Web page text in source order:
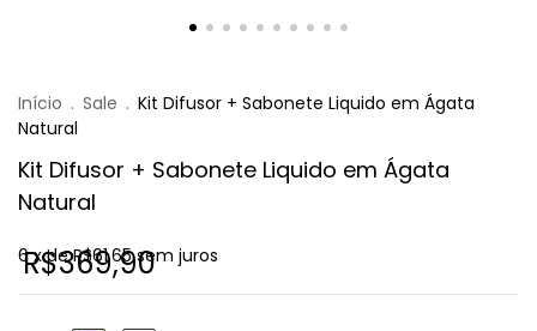
Início . Sale . Kit Difusor + Sabonete Liquido em Ágata
Natural
Kit Difusor + Sabonete Liquido em Ágata
Natural
R$369,90
6 x deR$61,65 sem juros